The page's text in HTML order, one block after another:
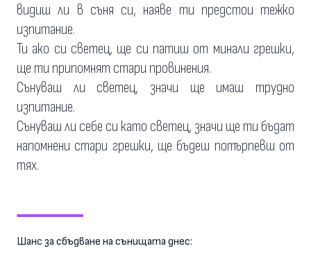
видиш ли в съня си, наяве ти предстои тежко
изпитание.
Ти ако си светец, ще си патиш от минали грешки,
ще ти припомнят стари провинения.
Сънуваш ли светец, значи ще имаш трудно
изпитание.
Сънуваш ли себе си като светец, значи ще ти бъдат
напомнени стари грешки, ще бъдеш потърпевш от
тях.
Шанс за сбъдване на сънищата днес: